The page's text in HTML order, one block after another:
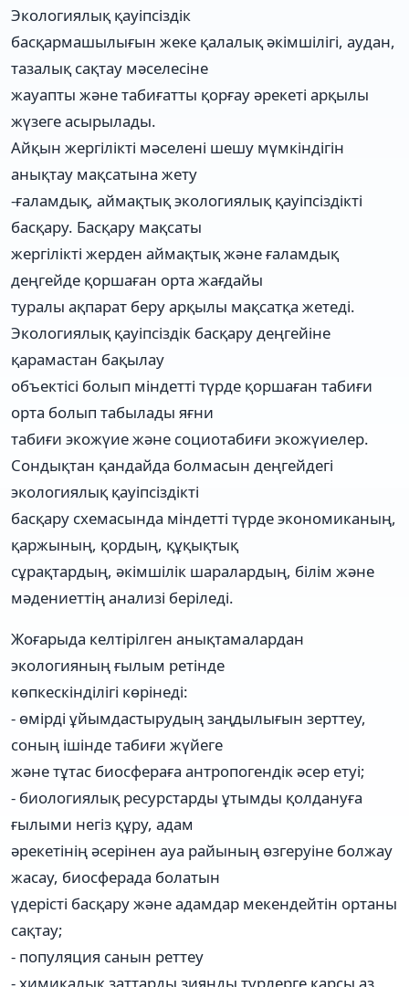
Экологиялық қауіпсіздік
басқармашылығын жеке қалалық әкімшілігі, аудан,
тазалық сақтау мәселесіне
жауапты және табиғатты қорғау әрекеті арқылы
жүзеге асырылады.
Айқын жергілікті мәселені шешу мүмкіндігін
анықтау мақсатына жету
-ғаламдық, аймақтық экологиялық қауіпсіздікті
басқару. Басқару мақсаты
жергілікті жерден аймақтық және ғаламдық
деңгейде қоршаған орта жағдайы
туралы ақпарат беру арқылы мақсатқа жетеді.
Экологиялық қауіпсіздік басқару деңгейіне
қарамастан бақылау
объектісі болып міндетті түрде қоршаған табиғи
орта болып табылады яғни
табиғи экожүие және социотабиғи экожүиелер.
Сондықтан қандайда болмасын деңгейдегі
экологиялық қауіпсіздікті
басқару схемасында міндетті түрде экономиканың,
қаржының, қордың, құқықтық
сұрақтардың, әкімшілік шаралардың, білім және
мәдениеттің анализі беріледі.
Жоғарыда келтірілген анықтамалардан
экологияның ғылым ретінде
көпкескінділігі көрінеді:
- өмірді ұйымдастырудың заңдылығын зерттеу,
соның ішінде табиғи жүйеге
және тұтас биосфераға антропогендік әсер етуі;
- биологиялық ресурстарды ұтымды қолдануға
ғылыми негіз құру, адам
әрекетінің әсерінен ауа райының өзгеруіне болжау
жасау, биосферада болатын
үдерісті басқару және адамдар мекендейтін ортаны
сақтау;
- популяция санын реттеу
- химикалық заттарды зиянды түрлерге қарсы аз